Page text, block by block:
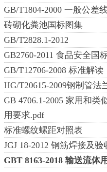
GB/T1804-2000 一般公差
砖砌化粪池国标图集
GB/T2828.1-2012
GB2760-2011 食品安全国
GB/T12706-2008 标准解读
HG/T20615-2009钢制管法
GB 4706.1-2005 家用和类
用要求.pdf
标准螺纹螺距对照表
JGJ 18-2012 钢筋焊接及验
GBT 8163-2018 输送流体